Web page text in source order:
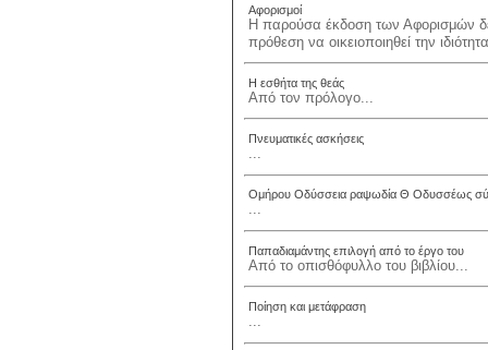
Αφορισμοί
Η παρούσα έκδοση των Αφορισμών
πρόθεση να οικειοποιηθεί την
Η εσθήτα της θεάς
Από τον πρόλογο...
Πνευματικές ασκήσεις
...
Ομήρου Οδύσσεια ραψωδία Θ Οδυσσέως
...
Παπαδιαμάντης επιλογή από το έργο του
Από το οπισθόφυλλο του βιβλίου...
Ποίηση και μετάφραση
...